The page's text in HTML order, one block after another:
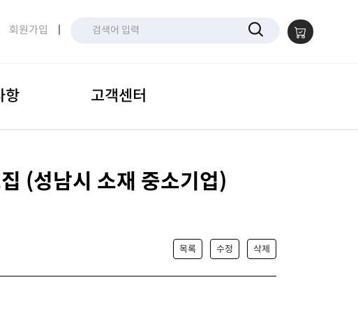
회원가입 |
항 고객센터
(성남시 소재 중소기업)
목록 수정 삭제